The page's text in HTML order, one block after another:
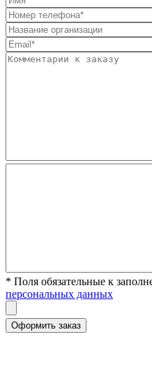
* Поля обязательные к
персональных данных